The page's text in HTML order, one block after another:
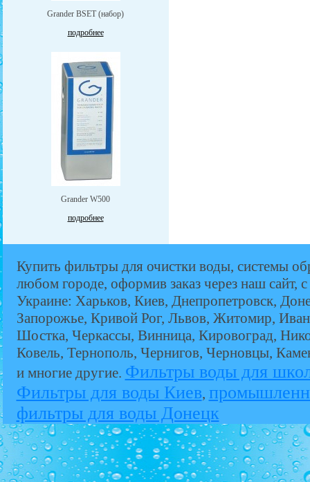
Grander BSET (набор)
подробнее
Grander W500
подробнее
Купить фильтры для очистки воды, системы
любом городе, оформив заказ через наш сайт,
Украине: Харьков, Киев, Днепропетровск,
Запорожье, Кривой Рог, Львов, Житомир,
Шостка, Черкассы, Винница, Кировоград,
Ковель, Тернополь, Чернигов, Черновцы,
и многие другие. Фильтры воды для
Фильтры для воды Киев,
фильтры для воды Донецк